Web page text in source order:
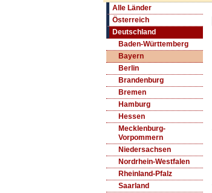
Alle Länder
Österreich
Deutschland
Baden-Württemberg
Bayern
Berlin
Brandenburg
Bremen
Hamburg
Hessen
Mecklenburg-
Vorpommern
Niedersachsen
Nordrhein-Westfalen
Rheinland-Pfalz
Saarland